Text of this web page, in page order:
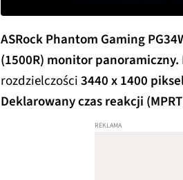
ASRock Phantom Gaming
(1500R) monitor panoramiczny.
rozdzielczości3440 x 1400
Deklarowany czas reakcji